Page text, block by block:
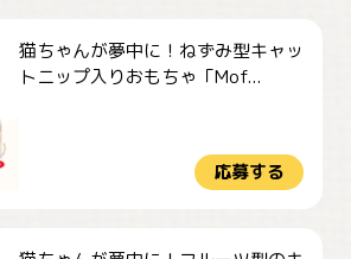
猫ちゃんが夢中に！ねずみ型キャッ
トニップ入りおもちゃ「Mof...
応募する